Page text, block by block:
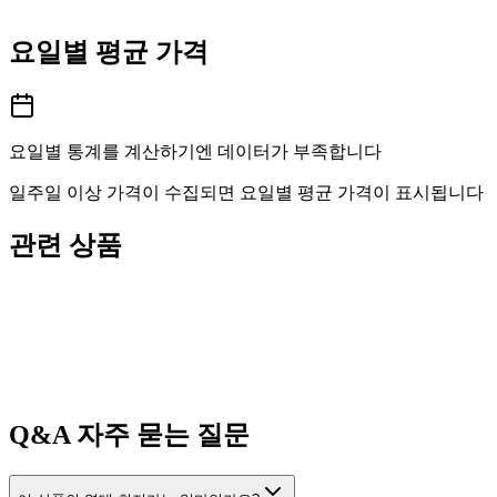
요일별 평균 가격
요일별 통계를 계산하기엔 데이터가 부족합니다
일주일 이상 가격이 수집되면 요일별 평균 가격이 표시됩니다
관련 상품
Q&A자주 묻는 질문